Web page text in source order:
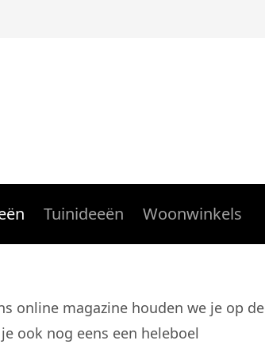
Tuinideeën Woonwinkels
online magazine houden we je op de
ook nog eens een heleboel